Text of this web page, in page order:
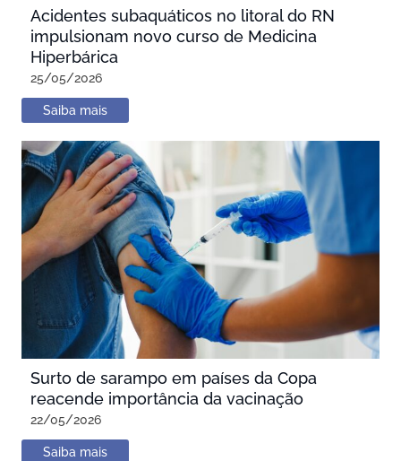
Acidentes subaquáticos no litoral do RN
impulsionam novo curso de Medicina
Hiperbárica
25/05/2026
Saiba mais
Surto de sarampo em países da Copa
reacende importância da vacinação
22/05/2026
Saiba mais